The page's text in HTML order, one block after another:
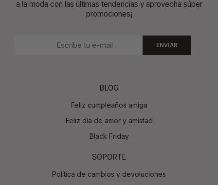
a la moda con las últimas tendencias y aprovecha súper
promociones¡
ENVIAR
BLOG
Feliz cumpleaños amiga
Feliz día de amor y amistad
Black Friday
SOPORTE
Política de cambios y devoluciones